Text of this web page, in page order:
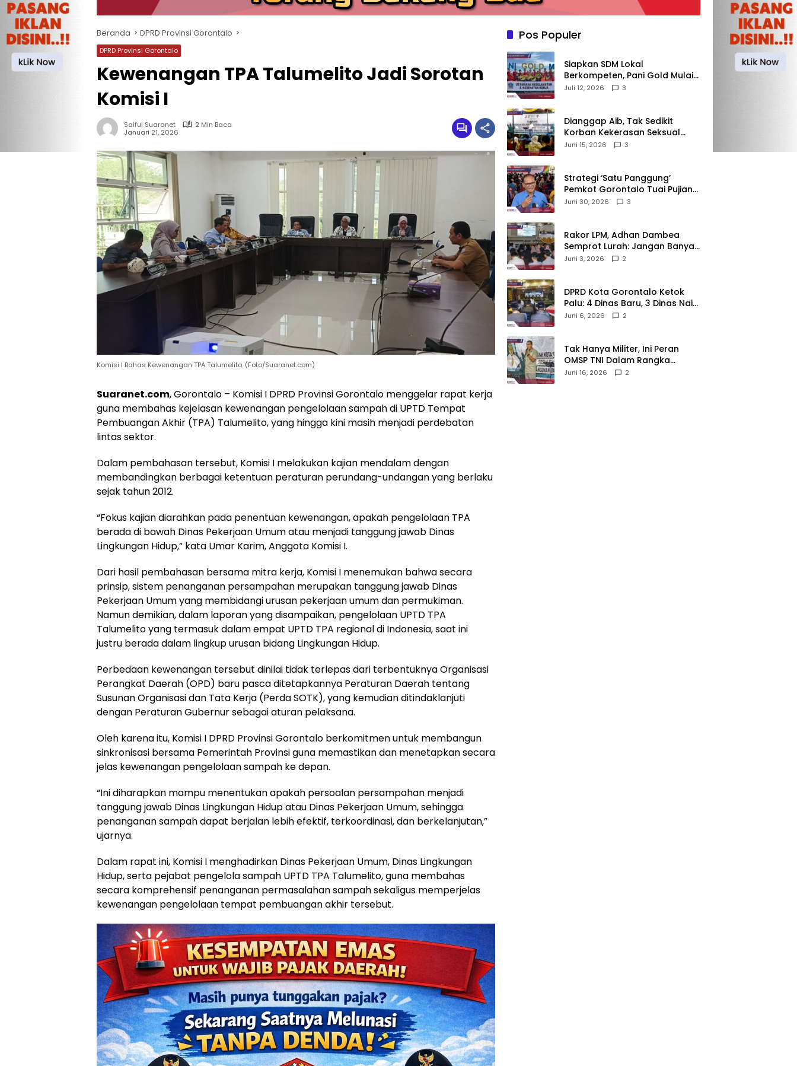
Beranda DPRD Provinsi Gorontalo
DPRD Provinsi Gorontalo
Kewenangan TPA Talumelito Jadi Sorotan
Komisi I
Saiful Suaranet
2 Min Baca
Januari 21, 2026
Komisi I Bahas Kewenangan TPA Talumelito. (Foto/Suaranet.com)
Suaranet.com, Gorontalo – Komisi I DPRD Provinsi Gorontalo menggelar rapat kerja
guna membahas kejelasan kewenangan pengelolaan sampah di UPTD Tempat
Pembuangan Akhir (TPA) Talumelito, yang hingga kini masih menjadi perdebatan
lintas sektor.
Dalam pembahasan tersebut, Komisi I melakukan kajian mendalam dengan
membandingkan berbagai ketentuan peraturan perundang-undangan yang berlaku
sejak tahun 2012.
“Fokus kajian diarahkan pada penentuan kewenangan, apakah pengelolaan TPA
berada di bawah Dinas Pekerjaan Umum atau menjadi tanggung jawab Dinas
Lingkungan Hidup,” kata Umar Karim, Anggota Komisi I.
Dari hasil pembahasan bersama mitra kerja, Komisi I menemukan bahwa secara
prinsip, sistem penanganan persampahan merupakan tanggung jawab Dinas
Pekerjaan Umum yang membidangi urusan pekerjaan umum dan permukiman.
Namun demikian, dalam laporan yang disampaikan, pengelolaan UPTD TPA
Talumelito yang termasuk dalam empat UPTD TPA regional di Indonesia, saat ini
justru berada dalam lingkup urusan bidang Lingkungan Hidup.
Perbedaan kewenangan tersebut dinilai tidak terlepas dari terbentuknya Organisasi
Perangkat Daerah (OPD) baru pasca ditetapkannya Peraturan Daerah tentang
Susunan Organisasi dan Tata Kerja (Perda SOTK), yang kemudian ditindaklanjuti
dengan Peraturan Gubernur sebagai aturan pelaksana.
Oleh karena itu, Komisi I DPRD Provinsi Gorontalo berkomitmen untuk membangun
sinkronisasi bersama Pemerintah Provinsi guna memastikan dan menetapkan secara
jelas kewenangan pengelolaan sampah ke depan.
“Ini diharapkan mampu menentukan apakah persoalan persampahan menjadi
tanggung jawab Dinas Lingkungan Hidup atau Dinas Pekerjaan Umum, sehingga
penanganan sampah dapat berjalan lebih efektif, terkoordinasi, dan berkelanjutan,”
ujarnya.
Dalam rapat ini, Komisi I menghadirkan Dinas Pekerjaan Umum, Dinas Lingkungan
Hidup, serta pejabat pengelola sampah UPTD TPA Talumelito, guna membahas
secara komprehensif penanganan permasalahan sampah sekaligus memperjelas
kewenangan pengelolaan tempat pembuangan akhir tersebut.
Pos Populer
‎Siapkan SDM Lokal
Berkompeten, Pani Gold Mulai
Kolaborasi dengan Kampus-
Juli 12, 2026 3
‎Dianggap Aib, Tak Sedikit
Korban Kekerasan Seksual
Memilih Bungkam, Malu untuk
Juni 15, 2026 3
Strategi ‘Satu Panggung’
Pemkot Gorontalo Tuai Pujian
Kakanwil BPJS
Juni 30, 2026 3
‎Rakor LPM, Adhan Dambea
Semprot Lurah: Jangan Banyak
Gaya!‎
Juni 3, 2026 2
‎DPRD Kota Gorontalo Ketok
Palu: 4 Dinas Baru, 3 Dinas Naik
Kelas
Juni 6, 2026 2
‎Tak Hanya Militer, Ini Peran
OMSP TNI Dalam Rangka
Mendukung Pembangunan
Juni 16, 2026 2